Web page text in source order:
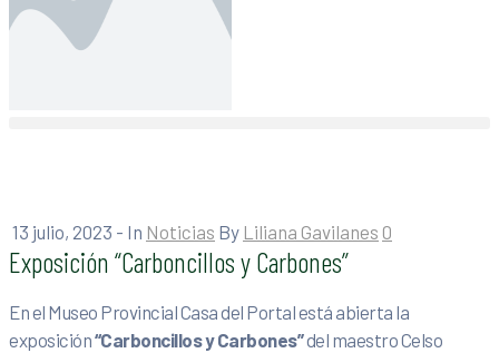
13 julio, 2023 - In Noticias By Liliana Gavilanes 0
Exposición “Carboncillos y Carbones”
En el Museo Provincial Casa del Portal está abierta la
exposición“Carboncillos y Carbones”del maestro Celso